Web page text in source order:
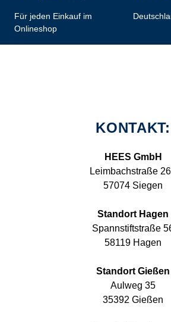
Für jeden Einkauf im
Onlineshop
KONTAKT:
HEES GmbH
Leimbachstraße
57074 Siegen
Standort Hagen
Spannstiftstraße
58119 Hagen
Standort Gießen
Aulweg 35
35392 Gießen